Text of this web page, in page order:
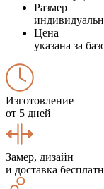
Размер
Цена
указана за
Изготовление
от 5 дней
Замер, дизайн
и доставка